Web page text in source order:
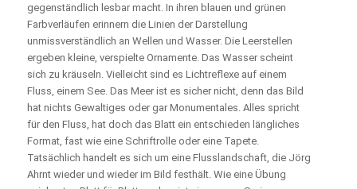
gegenständlich lesbar macht. In ihren blauen und grünen
Farbverläufen erinnern die Linien der Darstellung
unmissverständlich an Wellen und Wasser. Die Leerstellen
ergeben kleine, verspielte Ornamente. Das Wasser scheint
sich zu kräuseln. Vielleicht sind es Lichtreflexe auf einem
Fluss, einem See. Das Meer ist es sicher nicht, denn das Bild
hat nichts Gewaltiges oder gar Monumentales. Alles spricht
für den Fluss, hat doch das Blatt ein entschieden längliches
Format, fast wie eine Schriftrolle oder eine Tapete.
Tatsächlich handelt es sich um eine Flusslandschaft, die Jörg
Ahrnt wieder und wieder im Bild festhält. Wie eine Übung